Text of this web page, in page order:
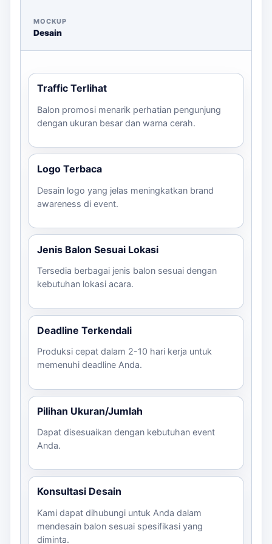
File logo dalam format yang sesuai
Warna dan ukuran yang diinginkan
Deadline pengiriman
Hubungi kami melalui WhatsApp untuk mendapatkan
estimasi harga dan konsultasi lebih lanjut.
MOCKUP
Desain
Traffic Terlihat
Balon promosi menarik perhatian pengunjung
dengan ukuran besar dan warna cerah.
Logo Terbaca
Desain logo yang jelas meningkatkan brand
awareness di event.
Jenis Balon Sesuai Lokasi
Tersedia berbagai jenis balon sesuai dengan
kebutuhan lokasi acara.
Deadline Terkendali
Produksi cepat dalam 2-10 hari kerja untuk
memenuhi deadline Anda.
Pilihan Ukuran/Jumlah
Dapat disesuaikan dengan kebutuhan event
Anda.
Konsultasi Desain
Kami dapat dihubungi untuk Anda dalam
mendesain balon sesuai spesifikasi yang
diminta.